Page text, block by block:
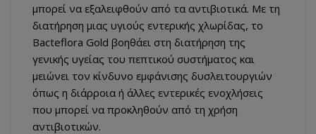
μπορεί να εξαλειφθούν από τα αντιβιοτικά. Με τη
διατήρηση μιας υγιούς εντερικής χλωρίδας, το
Bacteflora Gold βοηθάει στη διατήρηση της
γενικής υγείας του πεπτικού συστήματος και
μειώνει τον κίνδυνο εμφάνισης δυσλειτουργιών
όπως η διάρροια ή άλλες εντερικές ενοχλήσεις
που μπορεί να προκληθούν από τη χρήση
αντιβιοτικών.